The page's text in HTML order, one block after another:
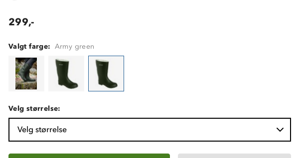
299,-
Valgt farge: Army green
Velg størrelse:
Velg størrelse